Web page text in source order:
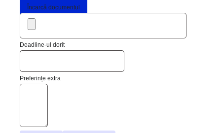
Încarcă documentul
Deadline-ul dorit
Preferințe extra